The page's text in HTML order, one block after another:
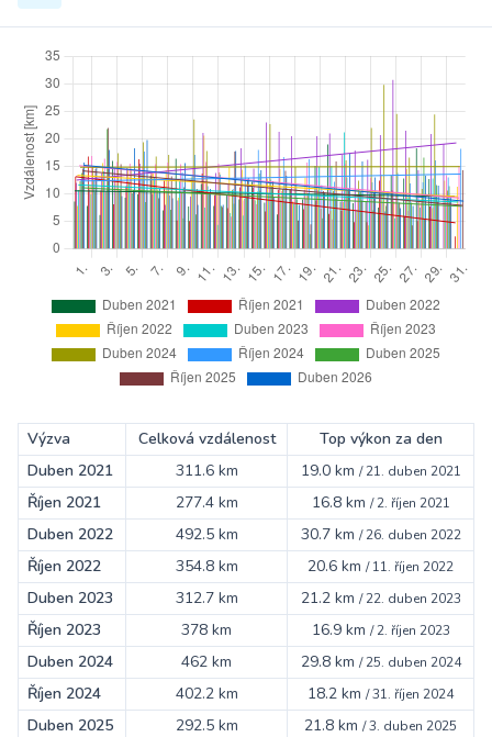
Výzva Celková vzdálenost
Top výkon za den
Duben 2021
311.6 km 19.0 km /21. duben 2021
Říjen 2021 277.4 km 16.8 km /2. říjen 2021
Duben 2022 492.5 km 30.7 km /26. duben 2022
Říjen 2022 354.8 km 20.6 km /11. říjen 2022
Duben 2023 312.7 km 21.2 km /22. duben 2023
Říjen 2023 378 km 16.9 km /2. říjen 2023
Duben 2024 462 km 29.8 km /25. duben 2024
Říjen 2024 402.2 km 18.2 km /31. říjen 2024
Duben 2025 292.5 km 21.8 km /3. duben 2025